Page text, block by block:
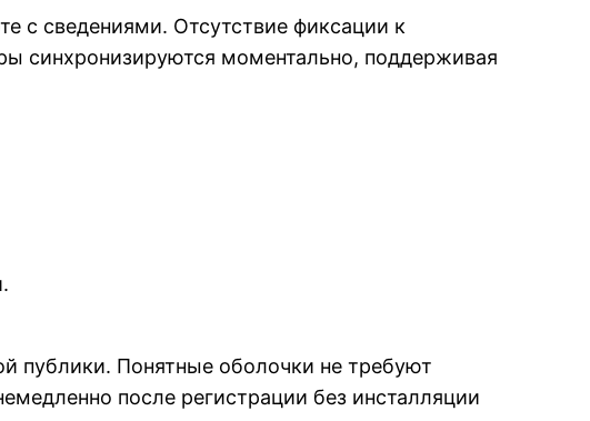
с сведениями. Отсутствие фиксации к
синхронизируются моментально, поддерживая
публики. Понятные оболочки не требуют
после регистрации без инсталляции